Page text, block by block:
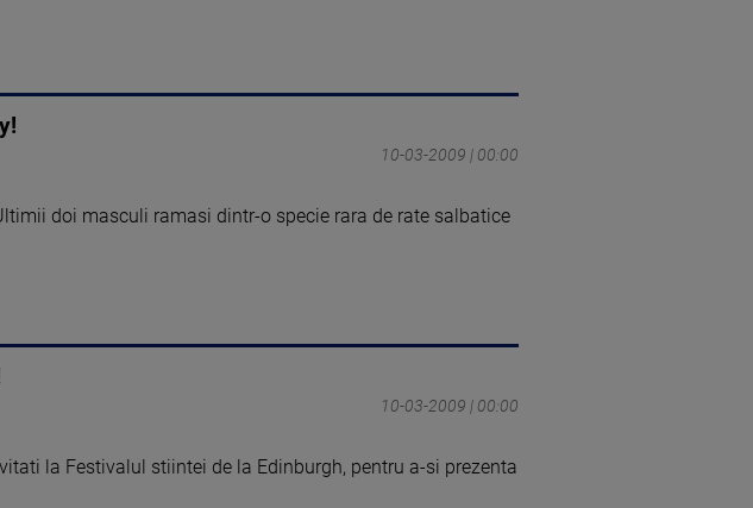
10-03-2009 | 00:00
doi masculi ramasi dintr-o specie rara de rate salbatice
10-03-2009 | 00:00
la Festivalul stiintei de la Edinburgh, pentru a-si prezenta